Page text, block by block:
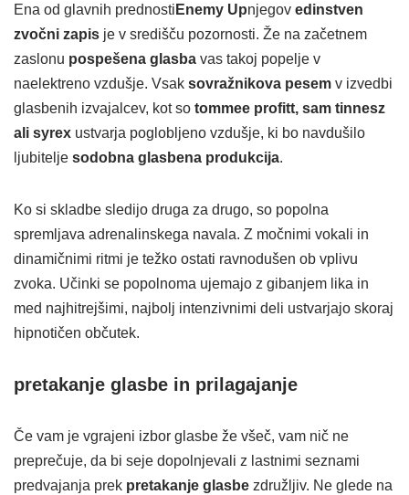
Ena od glavnih prednosti Enemy Upnjegov edinstven
zvočni zapis je v središču pozornosti. Že na začetnem
zaslonu pospešena glasba vas takoj popelje v
naelektreno vzdušje. Vsak sovražnikova pesem v izvedbi
glasbenih izvajalcev, kot so tommee profitt, sam tinnesz
ali syrex ustvarja poglobljeno vzdušje, ki bo navdušilo
ljubitelje sodobna glasbena produkcija.
Ko si skladbe sledijo druga za drugo, so popolna
spremljava adrenalinskega navala. Z močnimi vokali in
dinamičnimi ritmi je težko ostati ravnodušen ob vplivu
zvoka. Učinki se popolnoma ujemajo z gibanjem lika in
med najhitrejšimi, najbolj intenzivnimi deli ustvarjajo skoraj
hipnotičen občutek.
pretakanje glasbe in prilagajanje
Če vam je vgrajeni izbor glasbe že všeč, vam nič ne
preprečuje, da bi seje dopolnjevali z lastnimi seznami
predvajanja prek pretakanje glasbe združljiv. Ne glede na